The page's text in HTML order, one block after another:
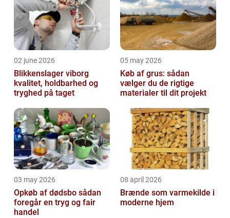
02 june 2026
Blikkenslager viborg
kvalitet, holdbarhed og
tryghed på taget
05 may 2026
Køb af grus: sådan
vælger du de rigtige
materialer til dit projekt
03 may 2026
Opkøb af dødsbo sådan
foregår en tryg og fair
handel
08 april 2026
Brænde som varmekilde i
moderne hjem